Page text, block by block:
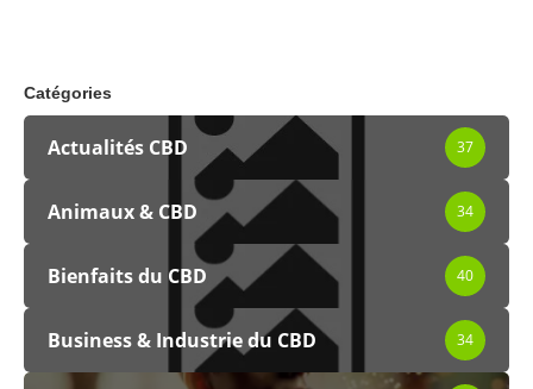
Catégories
Actualités CBD 37
Animaux & CBD 34
Bienfaits du CBD 40
Business & Industrie du CBD 34